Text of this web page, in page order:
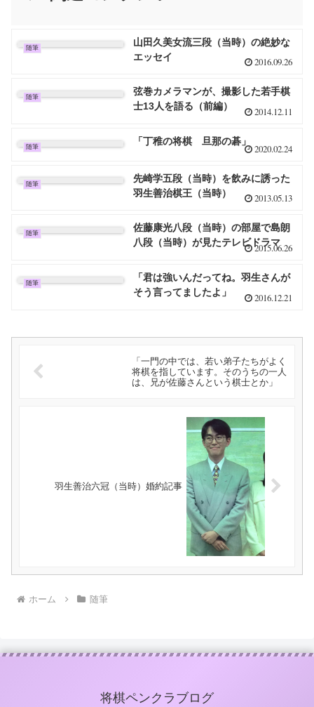
随筆
山田久美女流三段（当時）の絶妙な
エッセイ
2016.09.26
随筆
弦巻カメラマンが、撮影した若手棋
士13人を語る（前編）
2014.12.11
随筆 「丁稚の将棋 旦那の碁」
2020.02.24
随筆
先崎学五段（当時）を飲みに誘った
羽生善治棋王（当時）
2013.05.13
随筆
佐藤康光八段（当時）の部屋で島朗
八段（当時）が見たテレビドラマ
2015.06.26
随筆
「君は強いんだってね。羽生さんが
そう言ってましたよ」
2016.12.21
「一門の中では、若い弟子たちがよく
将棋を指しています。そのうちの一人
は、兄が佐藤さんという棋士とか」
羽生善治六冠（当時）婚約記事
ホーム 随筆
将棋ペンクラブログ